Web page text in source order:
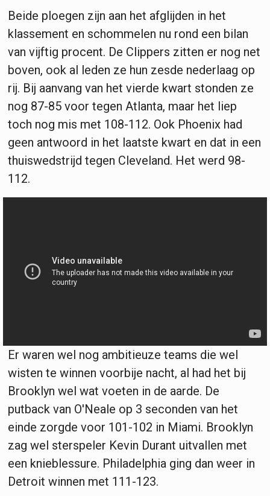
Beide ploegen zijn aan het afglijden in het
klassement en schommelen nu rond een bilan
van vijftig procent. De Clippers zitten er nog net
boven, ook al leden ze hun zesde nederlaag op
rij. Bij aanvang van het vierde kwart stonden ze
nog 87-85 voor tegen Atlanta, maar het liep
toch nog mis met 108-112. Ook Phoenix had
geen antwoord in het laatste kwart en dat in een
thuiswedstrijd tegen Cleveland. Het werd 98-
112.
Er waren wel nog ambitieuze teams die wel
wisten te winnen voorbije nacht, al had het bij
Brooklyn wel wat voeten in de aarde. De
putback van O'Neale op 3 seconden van het
einde zorgde voor 101-102 in Miami. Brooklyn
zag wel sterspeler Kevin Durant uitvallen met
een knieblessure. Philadelphia ging dan weer in
Detroit winnen met 111-123.